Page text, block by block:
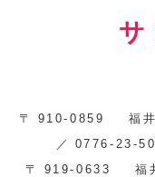
〒 910-0859 福
／
0776-23-
〒
919-0633 福